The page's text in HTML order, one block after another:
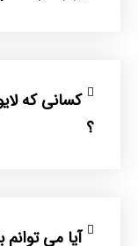
کسانی که
؟
آیا می